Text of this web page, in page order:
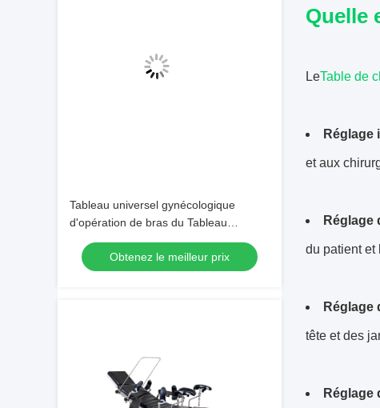
Tableau universel gynécologique
d'opération de bras du Tableau
d'opération chirurgicale SUS304 C
Obtenez le meilleur prix
Quelle
LeTable de
Réglage
et aux
Réglage
du patient et
Réglage
tête et des
Réglage